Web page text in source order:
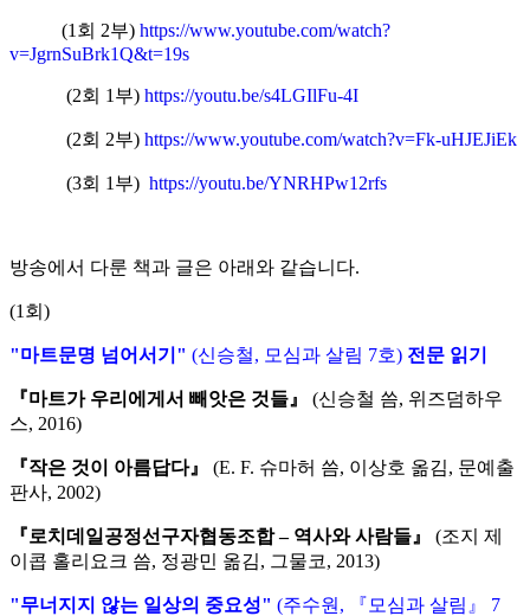
(1회 2부) https://www.youtube.com/watch?
v=JgrnSuBrk1Q&t=19s
(2회 1부) https://youtu.be/s4LGIlFu-4I
(2회 2부) https://www.youtube.com/watch?v=Fk-uHJEJiEk
(3회 1부) https://youtu.be/YNRHPw12rfs
방송에서 다룬 책과 글은 아래와 같습니다.
(1회)
"마트문명 넘어서기" (신승철, 모심과 살림 7호) 전문 읽기
『마트가 우리에게서 빼앗은 것들』
(신승철 씀, 위즈덤하우
스, 2016)
『작은 것이 아름답다』
(E. F. 슈마허 씀, 이상호 옮김, 문예출
판사, 2002)
『로치데일공정선구자협동조합 – 역사와 사람들』
(조지 제
이콥 홀리요크 씀, 정광민 옮김, 그물코, 2013)
"무너지지 않는 일상의 중요성" (주수원, 『모심과 살림』 7